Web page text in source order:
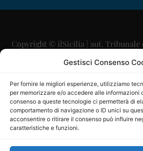
Gestisci Consenso
Per fornire le migliori esperienze, utilizziamo
per memorizzare e/o accedere alle informazioni
consenso a queste tecnologie ci permetterà di
comportamento di navigazione o ID unici su
acconsentire o ritirare il consenso può influire
caratteristiche e funzioni.
Copyright © ilSicilia | aut. Tribunale
29/09/2015
Direttore Editoriale:
Direttore Responsabile: